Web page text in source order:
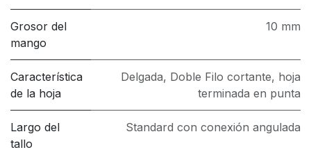
Grosor del
mango
10 mm
Característica
de la hoja
Delgada, Doble Filo cortante, hoja
terminada en punta
Largo del
tallo
Standard con conexión angulada